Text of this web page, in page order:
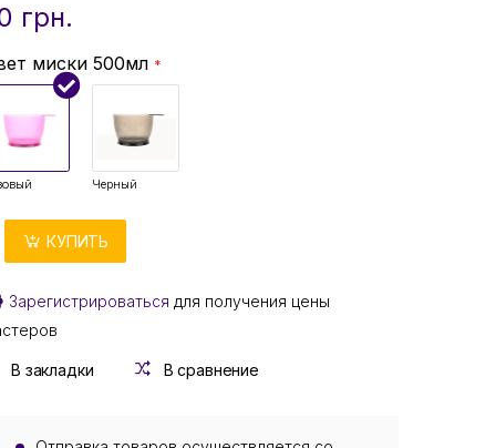
грн.
миски 500мл
Черный
КУПИТЬ
Зарегистрироваться для получения цены
В закладки В сравнение